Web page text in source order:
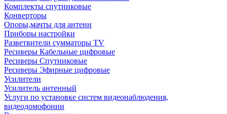
Комплекты спутниковые
Конверторы
Опоры,мачты для антенн
Приборы настройки
Разветвители сумматоры TV
Ресиверы Кабельные цифровые
Ресиверы Спутниковые
Ресиверы Эфирные цифровые
Усилители
Усилитель антенный
Услуги по установке систем видеонаблюдения,
видеодомофонии